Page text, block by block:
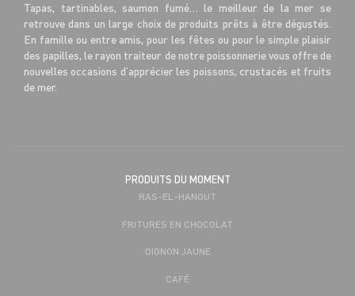
Tapas, tartinables, saumon fumé… le meilleur de la mer se
retrouve dans un large choix de produits prêts à être dégustés.
En famille ou entre amis, pour les fêtes ou pour le simple plaisir
des papilles, le rayon traiteur de notre poissonnerie vous offre de
nouvelles occasions d’apprécier les poissons, crustacés et fruits
de mer.
PRODUITS DU MOMENT
RAS-EL-HANOUT
FRITURES EN CHOCOLAT
OIGNON JAUNE
CAFÉ